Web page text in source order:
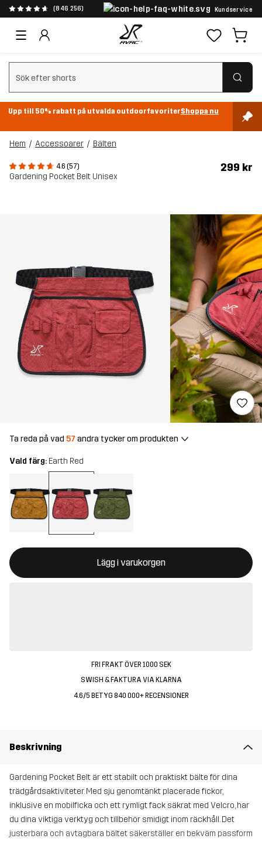
(846 256) Kundservice
Rensa sök
Upp till 50% rabatt på utvalda outdoorfavoriterShoppa nu
Hem Accessoarer Bälten
4.6 (57)
Gardening Pocket Belt Unisex
299 kr
Ta reda på vad 57 andra tycker om produkten
Vald färg: Earth Red
Lägg i varukorgen
Denna knapp kommer att öppna en modal som bekräftar en ny
{{size}} inte tillgänglig
FRI FRAKT ÖVER 1000 SEK
SWISH & FAKTURA VIA KLARNA
4.6/5 BETYG 840 000+ RECENSIONER
Beskrivning
Gardening Pocket Belt är ett stabilt och praktiskt bälte för dina
trädgårdsaktiviteter. Med sju genomtänkt placerade fickor,
inklusive en mobilficka och ett rymligt fack säkrat med Velcro, har
du dina viktiga verktyg och tillbehör smidigt inom räckhåll. Det
justerbara och avtagbara bältet säkerställer en bekväm passform